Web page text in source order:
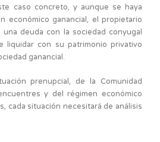
caso concreto, y aunque se haya
económico ganancial, el propietario
una deuda con la sociedad conyugal
liquidar con su patrimonio privativo
ganancial.
prenupcial, de la Comunidad
y del régimen económico
cada situación necesitará de análisis